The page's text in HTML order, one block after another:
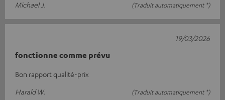
Michael J.
(Traduit automatiquement *)
fonctionne comme prévu
Bon rapport qualité-prix
Harald W.
(Traduit automatiquement *)
19/03/2026